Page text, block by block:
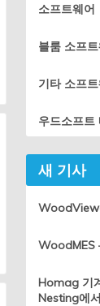
소프트웨어
블룸 소프
기타 소프
우드소프트
새 기사
WoodMES
Homag 기
Nesting에